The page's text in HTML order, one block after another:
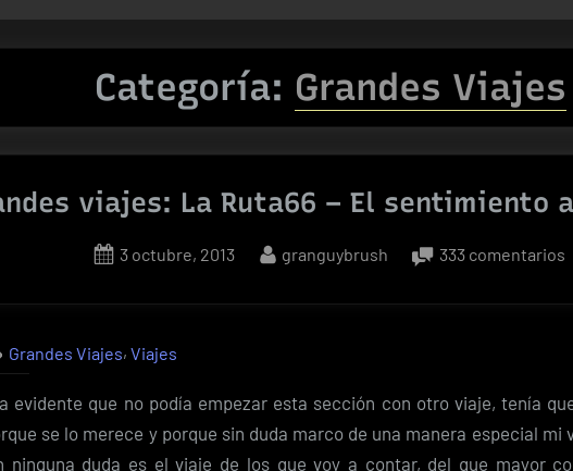
Categoría: Grandes Viajes
viajes: La Ruta66 – El sentimiento
Posted
3 octubre, 2013 By
granguybrush 333 comentarios
–
Grandes Viajes,Viajes
evidente que no podía empezar esta sección con otro viaje, tenía
se lo merece y porque sin duda marco de una manera especial mi
ninguna duda es el viaje de los que voy a contar, del que mayor